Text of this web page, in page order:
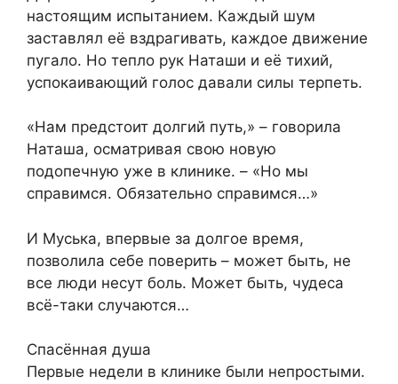
настоящим испытанием. Каждый шум
заставлял её вздрагивать, каждое движение
пугало. Но тепло рук Наташи и её тихий,
успокаивающий голос давали силы терпеть.
«Нам предстоит долгий путь,» – говорила
Наташа, осматривая свою новую
подопечную уже в клинике. – «Но мы
справимся. Обязательно справимся…»
И Муська, впервые за долгое время,
позволила себе поверить – может быть, не
все люди несут боль. Может быть, чудеса
всё-таки случаются…
Спасённая душа
Первые недели в клинике были непростыми.